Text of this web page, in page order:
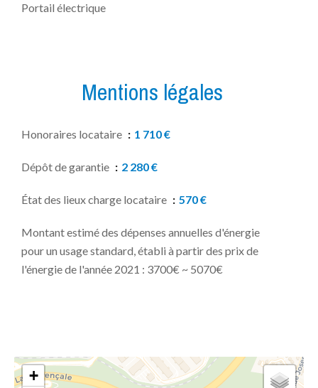
Portail électrique
Mentions légales
Honoraires locataire 1 710 €
Dépôt de garantie 2 280 €
État des lieux charge locataire 570 €
Montant estimé des dépenses annuelles d'énergie
pour un usage standard, établi à partir des prix de
l'énergie de l'année 2021 : 3700€ ~ 5070€
+